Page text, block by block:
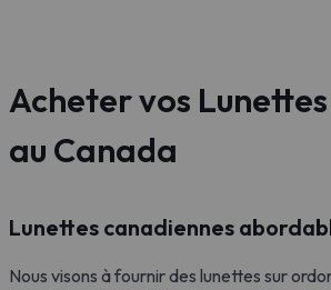
Acheter vos
au Canada
Lunettes canadiennes
Nous visons à fournir des lunettes sur